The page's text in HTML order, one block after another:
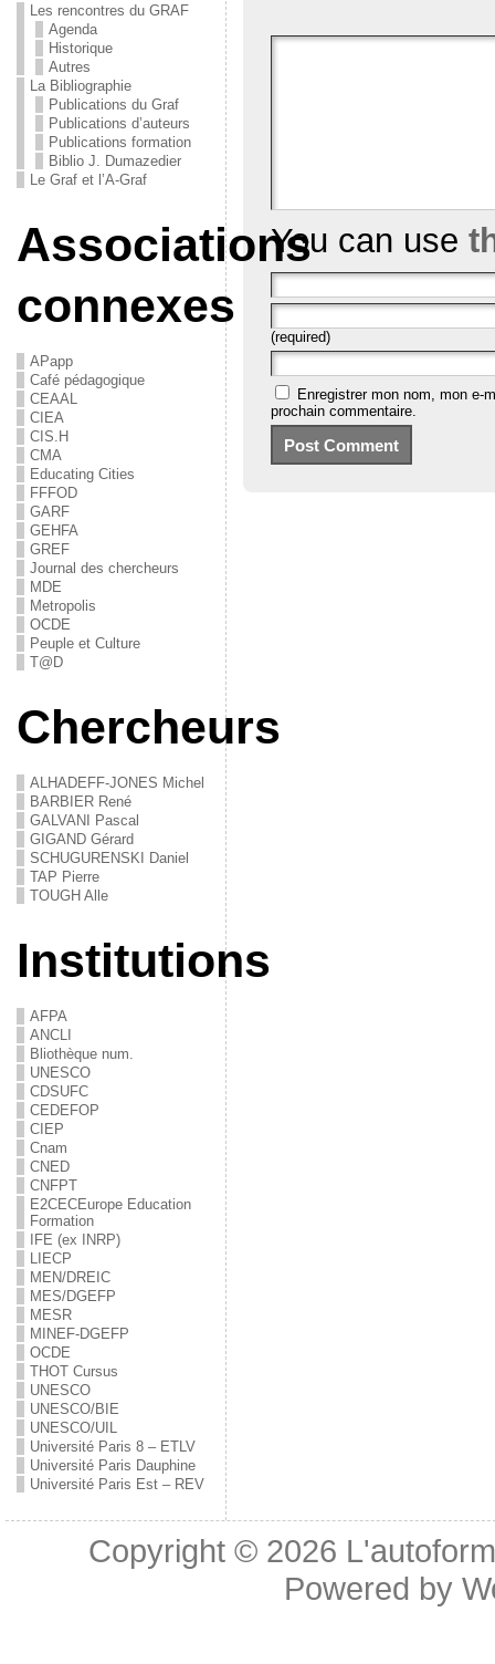
Les rencontres du GRAF
Agenda
Historique
Autres
La Bibliographie
Publications du Graf
Publications d’auteurs
Publications formation
Biblio J. Dumazedier
Le Graf et l’A-Graf
Associations
connexes
APapp
Café pédagogique
CEAAL
CIEA
CIS.H
CMA
Educating Cities
FFFOD
GARF
GEHFA
GREF
Journal des chercheurs
MDE
Metropolis
OCDE
Peuple et Culture
T@D
Chercheurs
ALHADEFF-JONES Michel
BARBIER René
GALVANI Pascal
GIGAND Gérard
SCHUGURENSKI Daniel
TAP Pierre
TOUGH Alle
Institutions
AFPA
ANCLI
Bliothèque num.
UNESCO
CDSUFC
CEDEFOP
CIEP
Cnam
CNED
CNFPT
E2CECEurope Education
Formation
IFE (ex INRP)
LIECP
MEN/DREIC
MES/DGEFP
MESR
MINEF-DGEFP
OCDE
THOT Cursus
UNESCO
UNESCO/BIE
UNESCO/UIL
Université Paris 8 – ETLV
Université Paris Dauphine
Université Paris Est – REV
You can use
(required)
Enregistrer mon nom, mon e-
prochain commentaire.
Copyright © 2026
Powered by